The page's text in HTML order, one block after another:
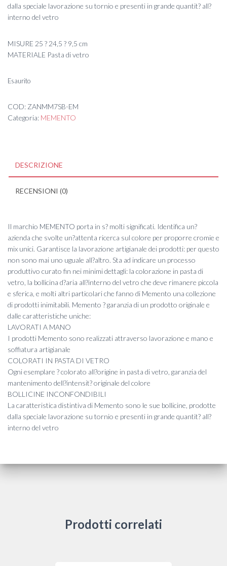
dalla speciale lavorazione su tornio e presenti in grande quantit? all?
interno del vetro
MISURE 25 ? 24,5 ? 9,5 cm
MATERIALE Pasta di vetro
Esaurito
COD: ZANMM7SB-EM
Categoria: MEMENTO
DESCRIZIONE
RECENSIONI (0)
Il marchio MEMENTO porta in s? molti significati. Identifica un?
azienda che svolte un?attenta ricerca sul colore per proporre cromie e
mix unici. Garantisce la lavorazione artigianale dei prodotti: per questo
non sono mai uno uguale all?altro. Sta ad indicare un processo
produttivo curato fin nei minimi dettagli: la colorazione in pasta di
vetro, la bollicina d?aria all?interno del vetro che deve rimanere piccola
e sferica, e molti altri particolari che fanno di Memento una collezione
di prodotti inimitabili. Memento ? garanzia di un prodotto originale e
dalle caratteristiche uniche:
LAVORATI A MANO
I prodotti Memento sono realizzati attraverso lavorazione e mano e
soffiatura artigianale
COLORATI IN PASTA DI VETRO
Ogni esemplare ? colorato all?origine in pasta di vetro, garanzia del
mantenimento dell?intensit? originale del colore
BOLLICINE INCONFONDIBILI
La caratteristica distintiva di Memento sono le sue bollicine, prodotte
dalla speciale lavorazione su tornio e presenti in grande quantit? all?
interno del vetro
Prodotti correlati